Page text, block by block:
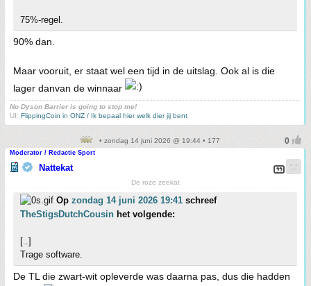
75%-regel.
90% dan.
Maar vooruit, er staat wel een tijd in de uitslag. Ook al is die
lager danvan de winnaar
No Dyson Barrier is going to stop me!
UI: FlippingCoin in ONZ / Ik bepaal hier welk dier jij bent
• zondag 14 juni 2026 @ 19:44 • 177
Moderator / Redactie Sport
Nattekat
De roze zeekat
Op zondag 14 juni 2026 19:41 schreef
TheStigsDutchCousin het volgende:
[..]
Trage software.
De TL die zwart-wit opleverde was daarna pas, dus die hadden